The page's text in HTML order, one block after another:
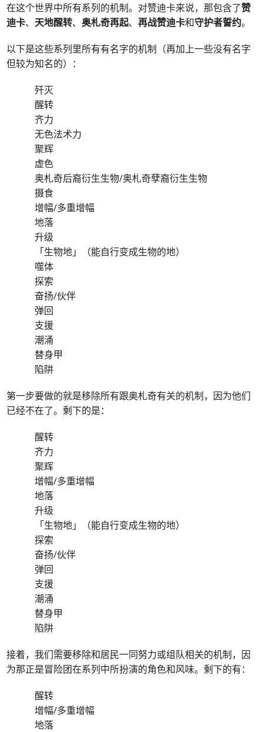
在这个世界中所有系列的机制。对赞迪卡来说，那包含了赞
迪卡、 天地醒转、奥札奇再起、再战赞迪卡和守护者誓约。
以下是这些系列里所有有名字的机制（再加上一些没有名字
但较为知名的）：
歼灭
醒转
齐力
无色法术力
聚辉
虚色
奥札奇后裔衍生生物/奥札奇孽裔衍生生物
摄食
增幅/多重增幅
地落
升级
「生物地」（能自行变成生物的地）
噬体
探索
奋扬/伙伴
弹回
支援
潮涌
替身甲
陷阱
第一步要做的就是移除所有跟奥札奇有关的机制，因为他们
已经不在了。剩下的是：
醒转
齐力
聚辉
增幅/多重增幅
地落
升级
「生物地」（能自行变成生物的地）
探索
奋扬/伙伴
弹回
支援
潮涌
替身甲
陷阱
接着，我们需要移除和居民一同努力或组队相关的机制，因
为那正是冒险团在系列中所扮演的角色和风味。剩下的有：
醒转
增幅/多重增幅
地落